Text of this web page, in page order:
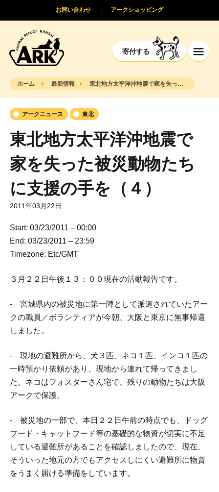
寄付する
アークショッピング
お問い合わせ
ホーム 最新情報 東北地方太平洋沖地震で家を失った被災動物たちに支援の手を（４）
アークニュース 東北
東北地方太平洋沖地震で
家を失った被災動物たち
に支援の手を（４）
2011年03月22日
Start: 03/23/2011 – 00:00
End: 03/23/2011 – 23:59
Timezone: Etc/GMT
３月２２日午後１３：００現在の活動報告です。
- 宮城県内の被災地に第一陣として派遣されていたアー
クの職員／ボランティアが今朝、大阪と東京に無事帰還
しました。
- 現地の避難所から、犬３匹、ネコ１匹、インコ１匹の
一時預かり依頼があり、現地から連れて帰ってきまし
た。ネコはフォスターさん宅で、残りの動物たちは大阪
アークで保護。
- 被災地の一部で、本日２２日午前の時点でも、ドッグ
フード・キャットフード等の基礎的な物資が切実に不足
している避難所があることを確認しましたので、現在、
そういった地元の方でもアクセスしにくい避難所に物資
をうまく届ける準備をしています。